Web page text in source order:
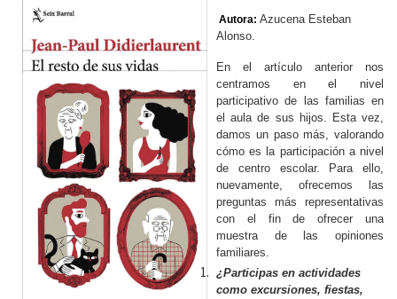
Autora: Azucena Esteban
Alonso.
En el artículo anterior nos
centramos en el nivel
participativo de las familias en
el aula de sus hijos. Esta vez,
damos un paso más, valorando
cómo es la participación a nivel
de centro escolar. Para ello,
nuevamente, ofrecemos las
preguntas más representativas
con el fin de ofrecer una
muestra de las opiniones
familiares.
¿Participas en actividades
como excursiones, fiestas,